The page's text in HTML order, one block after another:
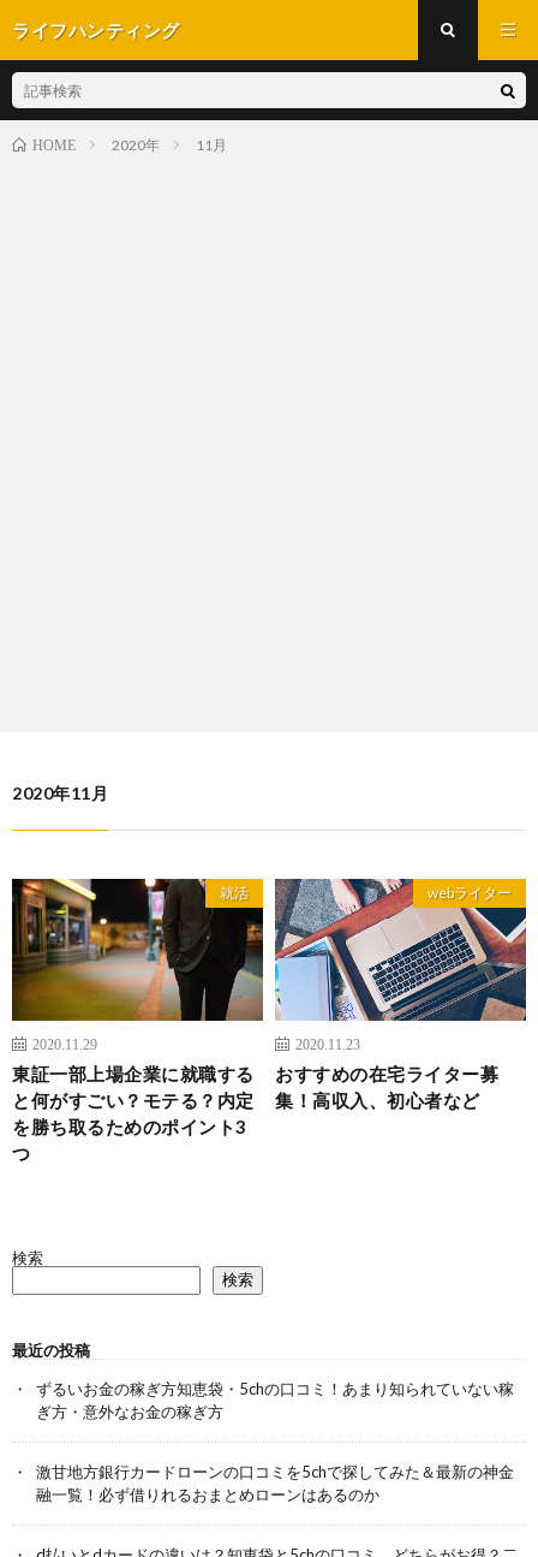
ライフハンティング
HOME 2020年 11月
2020年11月
就活
2020.11.29
東証一部上場企業に就職する
と何がすごい？モテる？内定
を勝ち取るためのポイント3
つ
webライター
2020.11.23
おすすめの在宅ライター募
集！高収入、初心者など
検索
検索
最近の投稿
ずるいお金の稼ぎ方知恵袋・5chの口コミ！あまり知られていない稼
ぎ方・意外なお金の稼ぎ方
激甘地方銀行カードローンの口コミを5chで探してみた＆最新の神金
融一覧！必ず借りれるおまとめローンはあるのか